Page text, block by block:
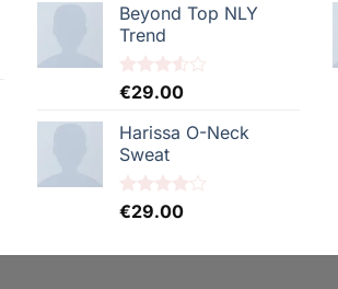
Beyond Top NLY
Trend
Note
5
€29.00
Harissa O-Neck
Sweat
Note
€29.00